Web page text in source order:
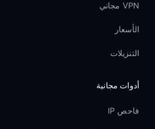
VPN مجاني
الأسعار
التنزيلات
أدوات مجانية
فاحص IP